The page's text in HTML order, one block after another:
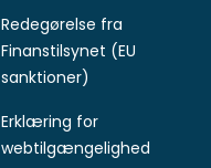
Redegørelse fra
Finanstilsynet (EU
sanktioner)
Erklæring for
webtilgængelighed